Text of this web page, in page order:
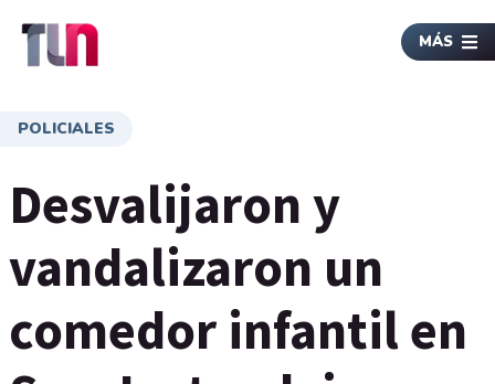
MÁS
POLICIALES
Desvalijaron y
vandalizaron un
comedor infantil en